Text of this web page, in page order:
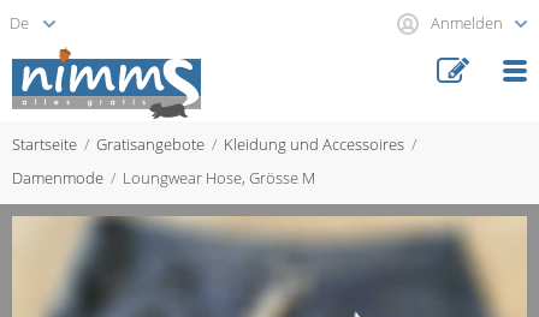
Anmelden
Startseite Gratisangebote
Kleidung und Accessoires
Damenmode
Loungwear Hose, Grösse M